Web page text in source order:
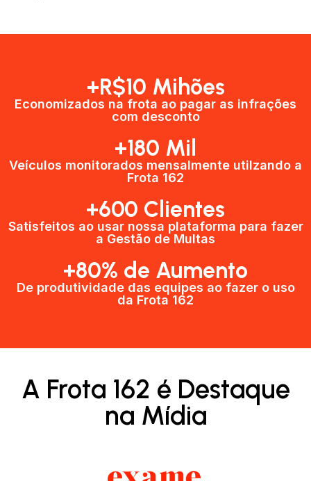
+R$10 Mihões
Economizados na frota ao pagar as infrações
com desconto
+180 Mil
Veículos monitorados mensalmente utilzando a
Frota 162
+600 Clientes​
Satisfeitos ao usar nossa plataforma para fazer
a Gestão de Multas​
+80% de Aumento
De produtividade das equipes ao fazer o uso
da Frota 162​
A Frota 162 é Destaque
na Mídia